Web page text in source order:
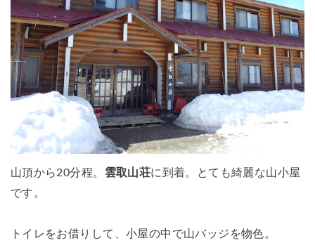
山頂から20分程。 雲取山荘に到着。とても綺麗な山小屋
です。
トイレをお借りして、小屋の中で山バッジを物色。